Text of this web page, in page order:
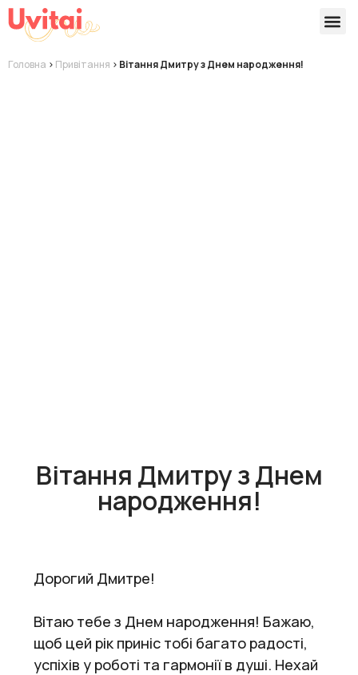
Головна > Привітання > Вітання Дмитру з Днем народження!
Вітання Дмитру з Днем
народження!
Дорогий Дмитре!
Вітаю тебе з Днем народження! Бажаю,
щоб цей рік приніс тобі багато радості,
успіхів у роботі та гармонії в душі. Нехай